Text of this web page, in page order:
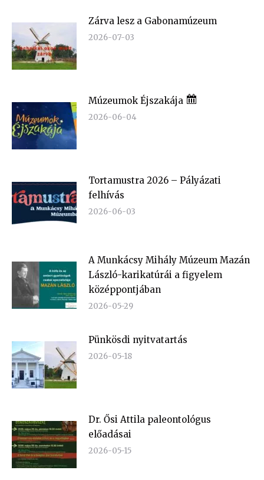
Zárva lesz a Gabonamúzeum
2026-07-03
Múzeumok Éjszakája
2026-06-04
Tortamustra 2026 – Pályázati
felhívás
2026-06-03
A Munkácsy Mihály Múzeum Mazán
László-karikatúrái a figyelem
középpontjában
2026-05-29
Pünkösdi nyitvatartás
2026-05-18
Dr. Ősi Attila paleontológus
előadásai
2026-05-15